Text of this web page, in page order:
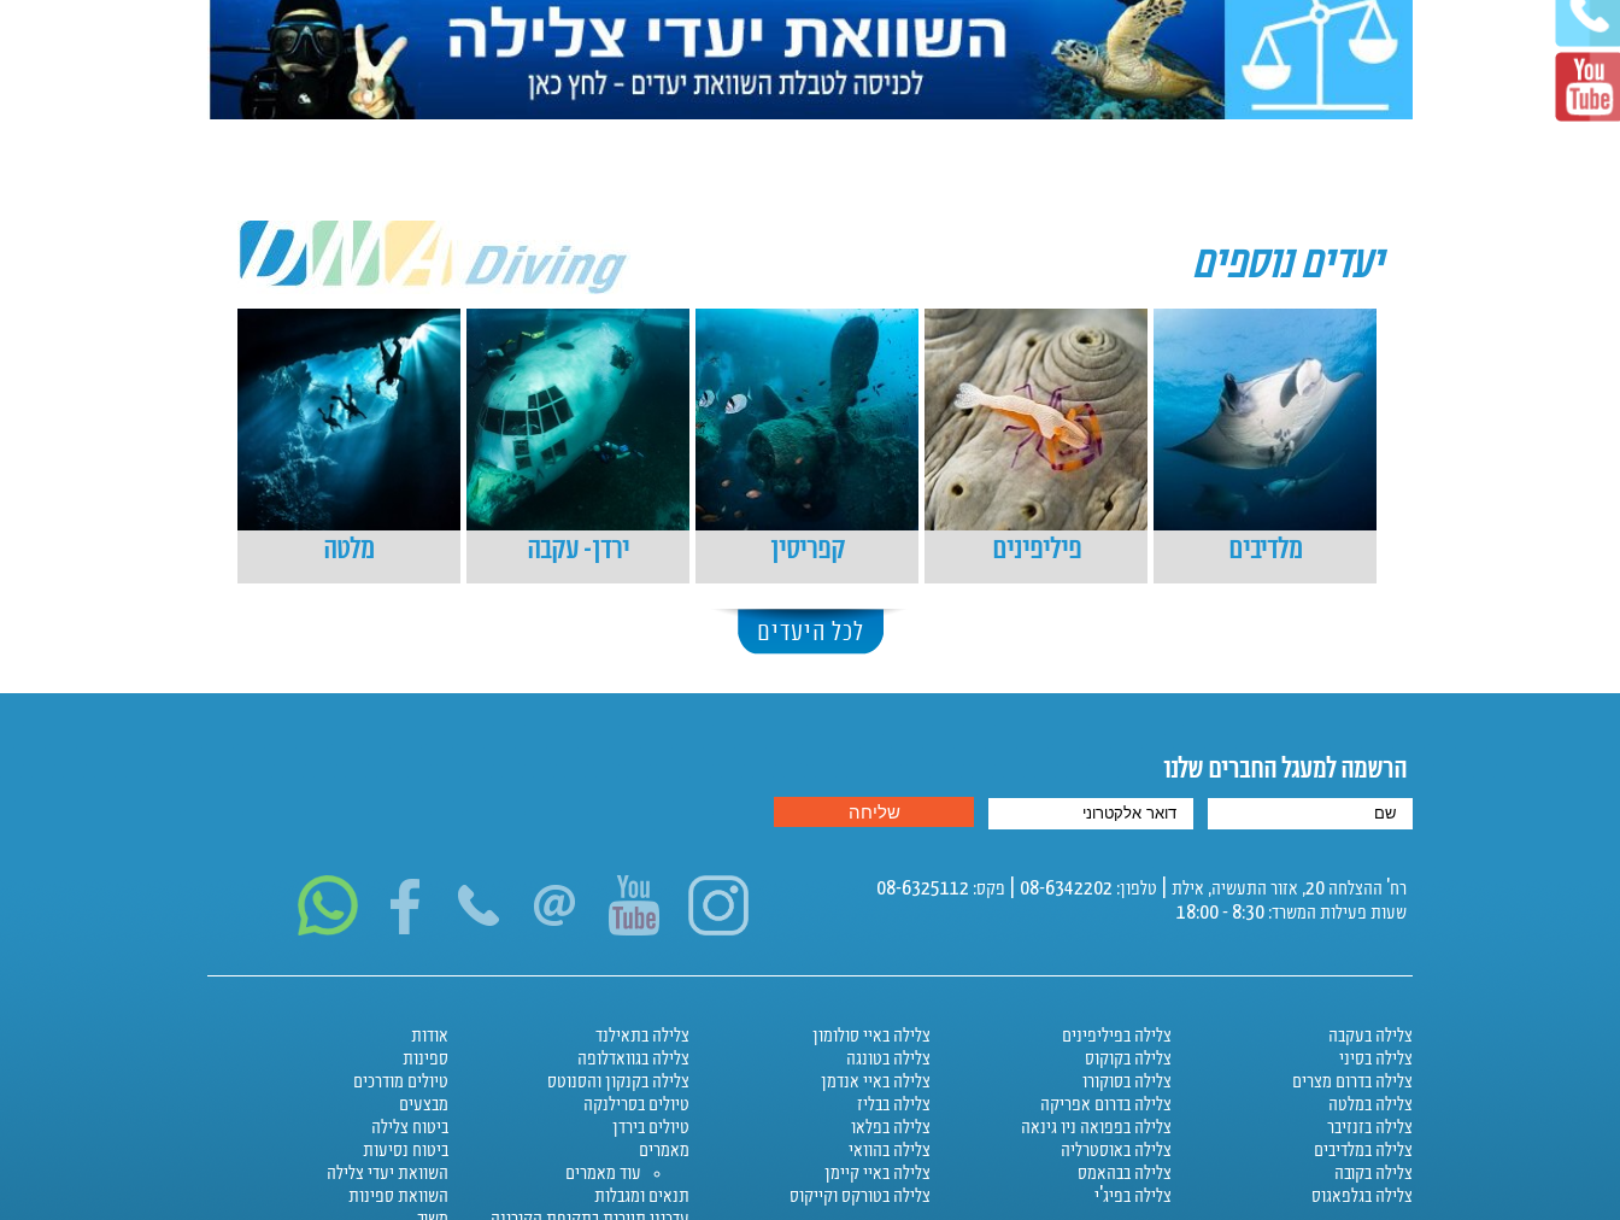
יעדים נוספים
מלדיבים פיליפינים קפריסין ירדן- עקבה מלטה
לכל היעדים
הרשמה למעגל החברים שלנו
רח' ההצלחה 20, אזור התעשיה, אילת | טלפון: 08-6342202 | פקס: 08-6325112
שעות פעילות המשרד: 8:30 - 18:00
צלילה בעקבה
צלילה בסיני
צלילה בדרום מצרים
צלילה במלטה
צלילה בזנזיבר
צלילה במלדיבים
צלילה בקובה
צלילה בגלפאגוס
צלילה בפיליפינים
צלילה בקוקוס
צלילה בסוקורו
צלילה בדרום אפריקה
צלילה בפפואה ניו גינאה
צלילה באוסטרליה
צלילה בבהאמס
צלילה בפיג'י
צלילה באיי סולומון
צלילה בטונגה
צלילה באיי אנדמן
צלילה בבליז
צלילה בפלאו
צלילה בהוואי
צלילה באיי קיימן
צלילה בטורקס וקייקוס
צלילה בתאילנד
צלילה בגוואדלופה
צלילה בקנקון והסנוטס
טיולים בסרילנקה
טיולים בירדן
מאמרים
עוד מאמרים
תנאים ומגבלות
אודות
ספינות
טיולים מודרכים
מבצעים
ביטוח צלילה
ביטוח נסיעות
השוואת יעדי צלילה
השוואת ספינות